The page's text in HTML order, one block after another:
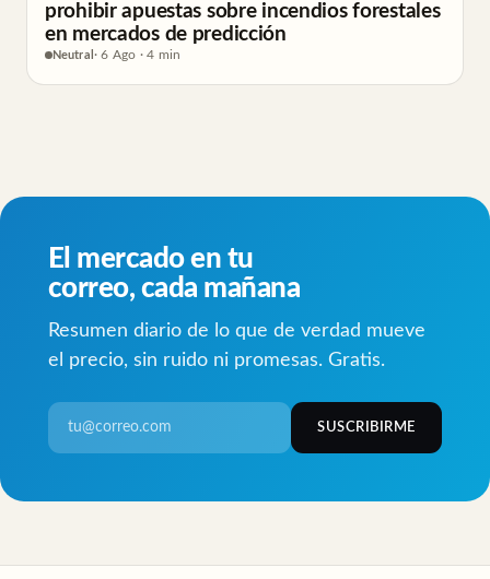
prohibir apuestas sobre incendios forestales
en mercados de predicción
Neutral · 6 Ago · 4 min
El mercado en tu
correo, cada mañana
Resumen diario de lo que de verdad mueve
el precio, sin ruido ni promesas. Gratis.
SUSCRIBIRME